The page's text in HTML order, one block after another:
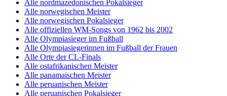
Alle nordmazedonischen Pokalsieger
Alle norwegischen Meister
Alle norwegischen Pokalsieger
Alle offiziellen WM-Songs von 1962 bis 2002
Alle Olympiasieger im Fußball
Alle Olympiasiegerinnen im Fußball der Frauen
Alle Orte der CL-Finals
Alle ostafrikanischen Meister
Alle panamaischen Meister
Alle peruanischen Meister
Alle peruanischen Pokalsieger